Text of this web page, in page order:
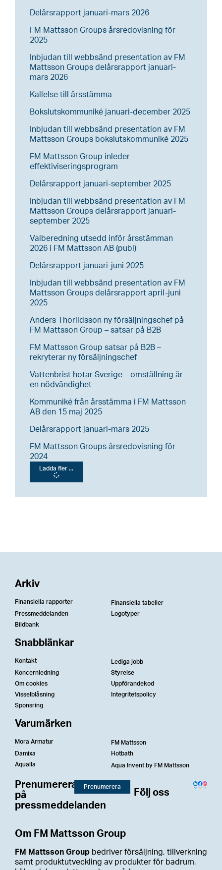
Delårsrapport januari-mars 2026
FM Mattsson Groups årsredovisning för
2025
Inbjudan till webbsänd presentation av FM
Mattsson Groups delårsrapport januari-
mars 2026
Kallelse till årsstämma
Bokslutskommuniké januari-december 2025
Inbjudan till webbsänd presentation av FM
Mattsson Groups bokslutskommuniké 2025
FM Mattsson Group inleder
effektiviseringsprogram
Delårsrapport januari-september 2025
Inbjudan till webbsänd presentation av FM
Mattsson Groups delårsrapport januari-
september 2025
Valberedning utsedd inför årsstämman
2026 i FM Mattsson AB (publ)
Delårsrapport januari-juni 2025
Inbjudan till webbsänd presentation av FM
Mattsson Groups delårsrapport april-juni
2025
Anders Thorildsson ny försäljningschef på
FM Mattsson Group – satsar på B2B
FM Mattsson Group satsar på B2B –
rekryterar ny försäljningschef
Vattenbrist hotar Sverige – omställning är
en nödvändighet
Kommuniké från årsstämma i FM Mattsson
AB den 15 maj 2025
Delårsrapport januari-mars 2025
FM Mattsson Groups årsredovisning för
2024
Ladda fler ...
Om FM Mattsson Group
FM Mattsson Group bedriver försäljning, tillverkning
samt produktutveckling av produkter för badrum,
Arkiv
Finansiella rapporter
Finansiella tabeller
Pressmeddelanden
Logotyper
Bildbank
Snabblänkar
Kontakt
Lediga jobb
Koncernledning
Styrelse
Om cookies
Uppförandekod
Visselblåsning
Integritetspolicy
Sponsring
Varumärken
Mora Armatur
FM Mattsson
Damixa
Hotbath
Aqualla
Aqua Invent by FM Mattsson
Prenumerera
på
pressmeddelanden
Prenumerera
Följ oss